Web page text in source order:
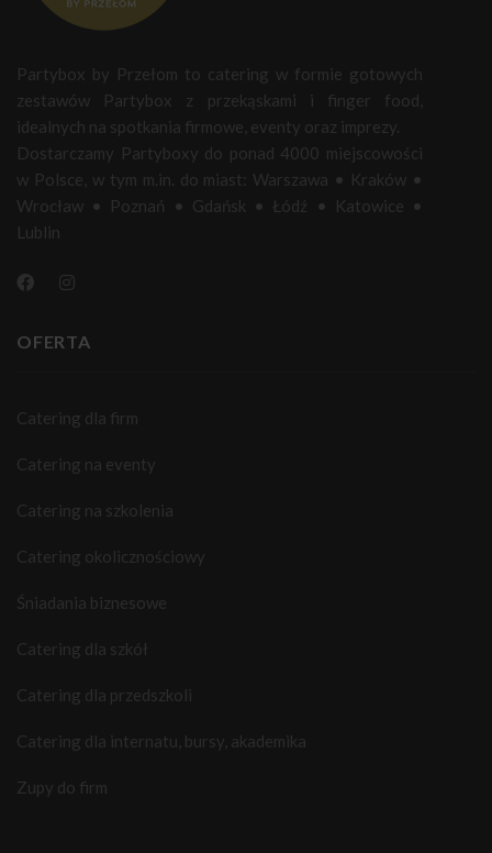
Partybox by Przełom to catering w formie gotowych
zestawów Partybox z przekąskami i finger food,
idealnych na spotkania firmowe, eventy oraz imprezy.
Dostarczamy Partyboxy do ponad 4000 miejscowości
w Polsce, w tym m.in. do miast: Warszawa • Kraków •
Wrocław • Poznań • Gdańsk • Łódź • Katowice •
Lublin
OFERTA
Catering dla firm
Catering na eventy
Catering na szkolenia
Catering okolicznościowy
Śniadania biznesowe
Catering dla szkół
Catering dla przedszkoli
Catering dla internatu, bursy, akademika
Zupy do firm